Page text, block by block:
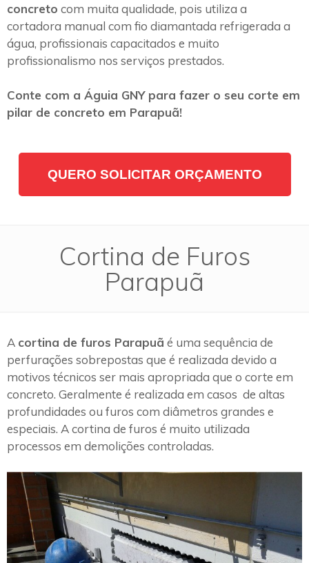
concreto com muita qualidade, pois utiliza a
cortadora manual com fio diamantada refrigerada a
água, profissionais capacitados e muito
profissionalismo nos serviços prestados.
Conte com a Águia GNY para fazer o seu corte em
pilar de concreto em Parapuã!
QUERO SOLICITAR ORÇAMENTO
Cortina de Furos
Parapuã
A cortina de furos Parapuã é uma sequência de
perfurações sobrepostas que é realizada devido a
motivos técnicos ser mais apropriada que o corte em
concreto. Geralmente é realizada em casos de altas
profundidades ou furos com diâmetros grandes e
especiais. A cortina de furos é muito utilizada
processos em demolições controladas.